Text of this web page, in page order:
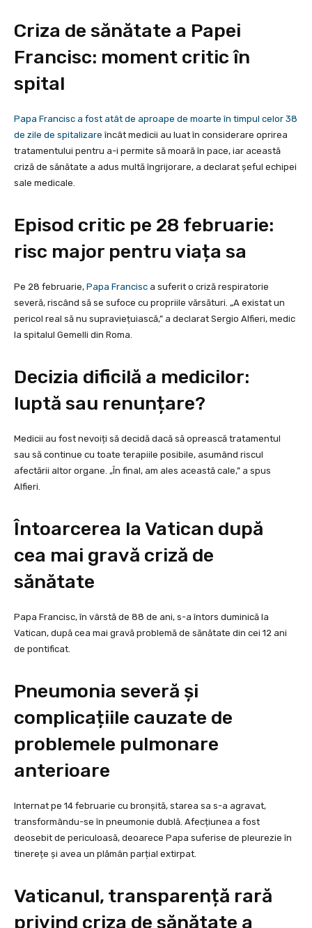
Criza de sănătate a Papei
Francisc: moment critic în
spital
Papa Francisc a fost atât de aproape de moarte în timpul celor 38
de zile de spitalizareîncât medicii au luat în considerare oprirea
tratamentului pentru a-i permite să moară în pace, iar această
criză de sănătate a adus multă îngrijorare, a declarat șeful echipei
sale medicale.
Episod critic pe 28 februarie:
risc major pentru viața sa
Pe 28 februarie, Papa Francisc a suferit o criză respiratorie
severă, riscând să se sufoce cu propriile vărsături. „A existat un
pericol real să nu supraviețuiască,” a declarat Sergio Alfieri, medic
la spitalul Gemelli din Roma.
Decizia dificilă a medicilor:
luptă sau renunțare?
Medicii au fost nevoiți să decidă dacă să oprească tratamentul
sau să continue cu toate terapiile posibile, asumând riscul
afectării altor organe. „În final, am ales această cale,” a spus
Alfieri.
Întoarcerea la Vatican după
cea mai gravă criză de
sănătate
Papa Francisc, în vârstă de 88 de ani, s-a întors duminică la
Vatican, după cea mai gravă problemă de sănătate din cei 12 ani
de pontificat.
Pneumonia severă și
complicațiile cauzate de
problemele pulmonare
anterioare
Internat pe 14 februarie cu bronșită, starea sa s-a agravat,
transformându-se în pneumonie dublă. Afecțiunea a fost
deosebit de periculoasă, deoarece Papa suferise de pleurezie în
tinerețe și avea un plămân parțial extirpat.
Vaticanul, transparență rară
privind criza de sănătate a